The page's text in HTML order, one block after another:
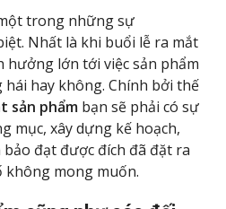
trong những sự
Nhất là khi buổi lễ ra mắt
hưởng lớn tới việc sản phẩm
hay không. Chính bởi thế
sản phẩm bạn sẽ phải có sự
mục, xây dựng kế hoạch,
đạt được đích đã đặt ra
không mong muốn.